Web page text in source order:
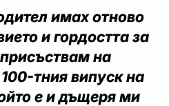
имах отново
и гордостта за
на
тния випуск на
е и дъщеря ми